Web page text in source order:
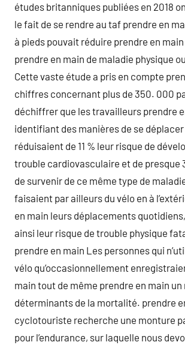
études britanniques publiées en 2018
le fait de se rendre au taf prendre en
à pieds pouvait réduire prendre en
prendre en main de maladie physique
Cette vaste étude a pris en compte
chiffres concernant plus de 350. 000
déchiffrer que les travailleurs prendre
identifiant des manières de se
réduisaient de 11 % leur risque de
trouble cardiovasculaire et de presque
de survenir de ce même type de
faisaient par ailleurs du vélo en à
en main leurs déplacements
ainsi leur risque de trouble physique
prendre en main Les personnes qui
vélo qu’occasionnellement
main tout de même prendre en main un
déterminants de la mortalité. prendre
cyclotouriste recherche une monture
pour l’endurance, sur laquelle nous